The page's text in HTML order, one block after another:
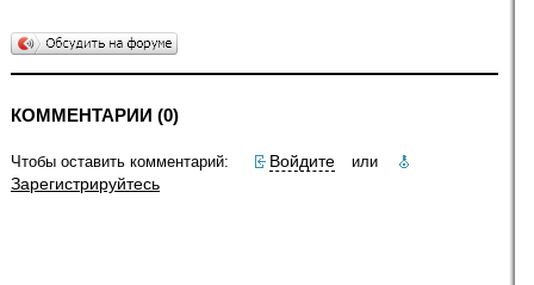
КОММЕНТАРИИ (0)
Чтобы оставить комментарий: Войдите или
Зарегистрируйтесь